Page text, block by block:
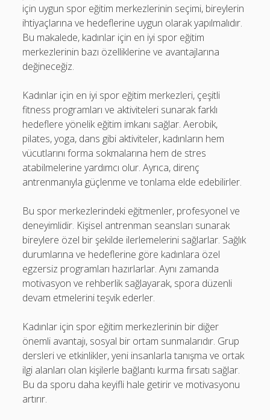
için uygun spor eğitim merkezlerinin seçimi, bireylerin
ihtiyaçlarına ve hedeflerine uygun olarak yapılmalıdır.
Bu makalede, kadınlar için en iyi spor eğitim
merkezlerinin bazı özelliklerine ve avantajlarına
değineceğiz.
Kadınlar için en iyi spor eğitim merkezleri, çeşitli
fitness programları ve aktiviteleri sunarak farklı
hedeflere yönelik eğitim imkanı sağlar. Aerobik,
pilates, yoga, dans gibi aktiviteler, kadınların hem
vücutlarını forma sokmalarına hem de stres
atabilmelerine yardımcı olur. Ayrıca, direnç
antrenmanıyla güçlenme ve tonlama elde edebilirler.
Bu spor merkezlerindeki eğitmenler, profesyonel ve
deneyimlidir. Kişisel antrenman seansları sunarak
bireylere özel bir şekilde ilerlemelerini sağlarlar. Sağlık
durumlarına ve hedeflerine göre kadınlara özel
egzersiz programları hazırlarlar. Aynı zamanda
motivasyon ve rehberlik sağlayarak, spora düzenli
devam etmelerini teşvik ederler.
Kadınlar için spor eğitim merkezlerinin bir diğer
önemli avantajı, sosyal bir ortam sunmalarıdır. Grup
dersleri ve etkinlikler, yeni insanlarla tanışma ve ortak
ilgi alanları olan kişilerle bağlantı kurma fırsatı sağlar.
Bu da sporu daha keyifli hale getirir ve motivasyonu
artırır.